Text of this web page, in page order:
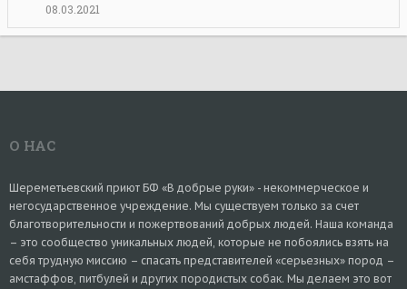
n
s
08.03.2021
О НАС
Шереметьевский приют БФ «В добрые руки» - некоммерческое и
негосударственное учреждение. Мы существуем только за счет
благотворительности и пожертвований добрых людей. Наша команда
– это сообщество уникальных людей, которые не побоялись взять на
себя трудную миссию – спасать представителей «серьезных» пород –
амстаффов, питбулей и других породистых собак. Мы делаем это вот